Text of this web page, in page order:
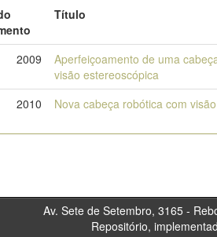
Título
2009
Aperfeiçoamento de uma
visão estereoscópica
2010 Nova cabeça robótica com
Sete de Setembro, 3165 -
Repositório,